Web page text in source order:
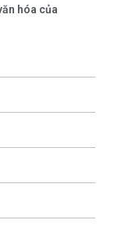
hóa của